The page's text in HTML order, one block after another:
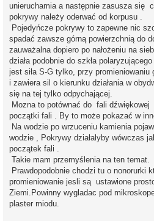
unieruchamia a następnie zasusza się
pokrywy należy oderwać od korpusu .
Pojedyńcze pokrywy to zapewne nic
spadać zawsze górną powierzchnią do
zauważalna dopiero po nałożeniu na
działa podobnie do szkła
jest siła S-G tylko, przy promieniowaniu
i zawiera sil o kierunku działania w
się na tej tylko odpychającej.
Mozna to potównać do fali
początki fali . By to może pokazać w
Na wodzie po wrzuceniu kamienia
wodzie , Pokrywy działalyby wówczas
początek fali .
Takie mam przemyślenia na ten temat.
Prawdopodobnie chodzi tu o nonorurki
promieniowanie jesli są ustawione
Ziemi.Powinny wygladac pod
plaster miodu.